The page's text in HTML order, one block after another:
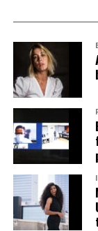
Ivonne
Ellos siguen sin
Y mientras no
continuará
La
olvido
Cuando Rosa
el
pública en la
Los indicios
conforme a los
propósito de
su procedencia,